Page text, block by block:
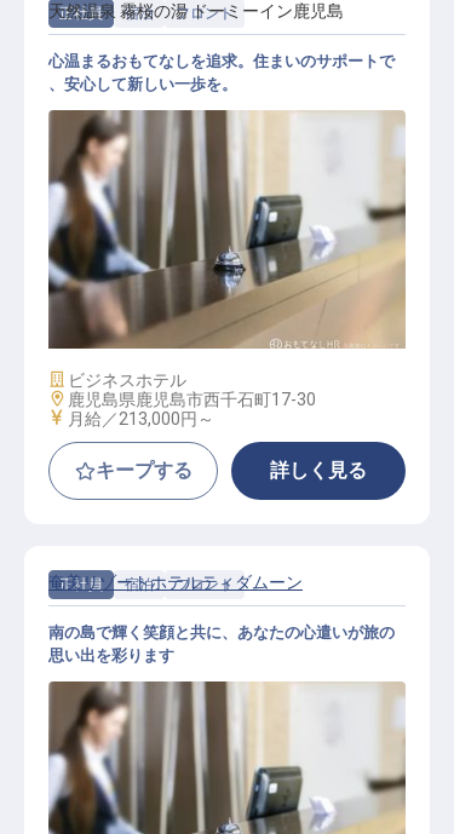
正社員 宿泊 フロント
フロント
天然温泉 霧桜の湯 ドーミーイン鹿児島
心温まるおもてなしを追求。住まいのサポートで
、安心して新しい一歩を。
施設業態
ビジネスホテル
勤務地
鹿児島県鹿児島市西千石町17-30
給与
月給／213,000円～
キープする 詳しく見る
正社員 宿泊 フロント
奄美リゾートホテルティダムーン
南の島で輝く笑顔と共に、あなたの心遣いが旅の
思い出を彩ります